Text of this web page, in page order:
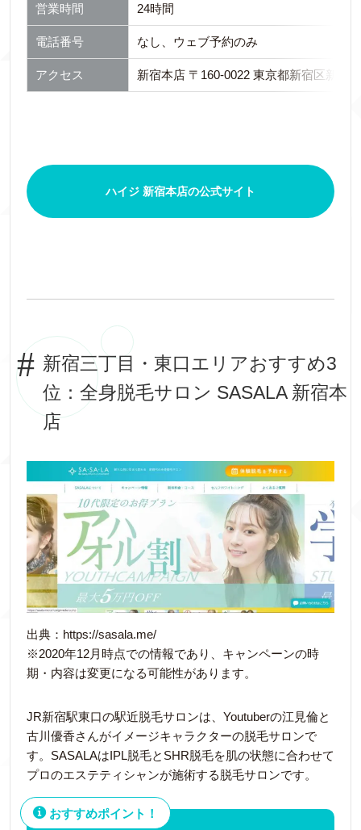
営業時間 24時間
電話番号 なし、ウェブ予約のみ
アクセス 新宿本店 〒160-0022 東京都新宿区新宿
ハイジ 新宿本店の公式サイト
新宿三丁目・東口エリアおすすめ3
位：全身脱毛サロン SASALA 新宿本
店
出典：https://sasala.me/
※2020年12月時点での情報であり、キャンペーンの時
期・内容は変更になる可能性があります。
JR新宿駅東口の駅近脱毛サロンは、Youtuberの江見倫と
古川優香さんがイメージキャラクターの脱毛サロンで
す。SASALAはIPL脱毛とSHR脱毛を肌の状態に合わせて
プロのエステティシャンが施術する脱毛サロンです。
おすすめポイント！